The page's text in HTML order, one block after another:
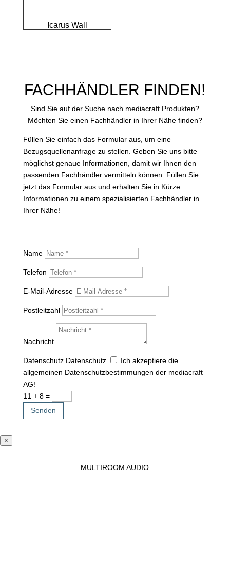
Icarus Wall
FACHHÄNDLER FINDEN!
Sind Sie auf der Suche nach mediacraft Produkten?
Möchten Sie einen Fachhändler in Ihrer Nähe finden?
Füllen Sie einfach das Formular aus, um eine
Bezugsquellenanfrage zu stellen. Geben Sie uns bitte
möglichst genaue Informationen, damit wir Ihnen den
passenden Fachhändler vermitteln können. Füllen Sie
jetzt das Formular aus und erhalten Sie in Kürze
Informationen zu einem spezialisierten Fachhändler in
Ihrer Nähe!
Name
Telefon
E-Mail-Adresse
Postleitzahl
Nachricht
Datenschutz Datenschutz
Ich akzeptiere die
allgemeinen Datenschutzbestimmungen der mediacraft
AG!
11 + 8=
Senden
×
MULTIROOM AUDIO